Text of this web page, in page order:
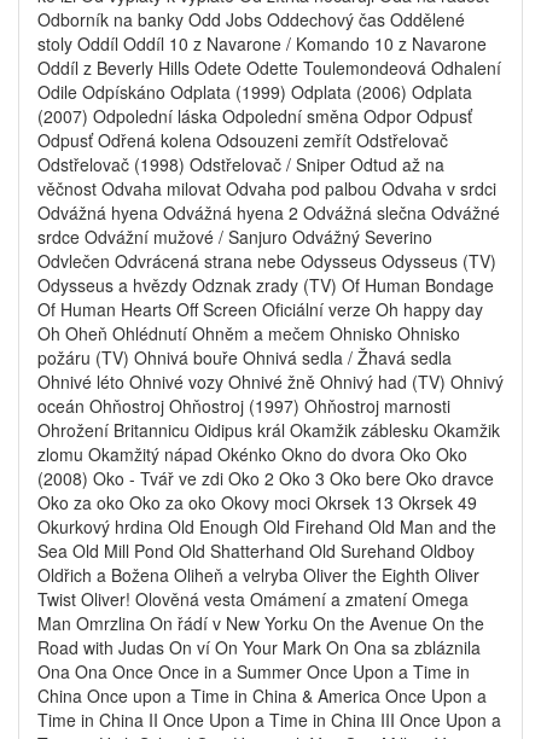
Odborník na banky Odd Jobs Oddechový čas Oddělené
stoly Oddíl Oddíl 10 z Navarone / Komando 10 z Navarone
Oddíl z Beverly Hills Odete Odette Toulemondeová Odhalení
Odile Odpískáno Odplata (1999) Odplata (2006) Odplata
(2007) Odpolední láska Odpolední směna Odpor Odpusť
Odpusť Odřená kolena Odsouzeni zemřít Odstřelovač
Odstřelovač (1998) Odstřelovač / Sniper Odtud až na
věčnost Odvaha milovat Odvaha pod palbou Odvaha v srdci
Odvážná hyena Odvážná hyena 2 Odvážná slečna Odvážné
srdce Odvážní mužové / Sanjuro Odvážný Severino
Odvlečen Odvrácená strana nebe Odysseus Odysseus (TV)
Odysseus a hvězdy Odznak zrady (TV) Of Human Bondage
Of Human Hearts Off Screen Oficiální verze Oh happy day
Oh Oheň Ohlédnutí Ohněm a mečem Ohnisko Ohnisko
požáru (TV) Ohnivá bouře Ohnivá sedla / Žhavá sedla
Ohnivé léto Ohnivé vozy Ohnivé žně Ohnivý had (TV) Ohnivý
oceán Ohňostroj Ohňostroj (1997) Ohňostroj marnosti
Ohrožení Britannicu Oidipus král Okamžik záblesku Okamžik
zlomu Okamžitý nápad Okénko Okno do dvora Oko Oko
(2008) Oko - Tvář ve zdi Oko 2 Oko 3 Oko bere Oko dravce
Oko za oko Oko za oko Okovy moci Okrsek 13 Okrsek 49
Okurkový hrdina Old Enough Old Firehand Old Man and the
Sea Old Mill Pond Old Shatterhand Old Surehand Oldboy
Oldřich a Božena Oliheň a velryba Oliver the Eighth Oliver
Twist Oliver! Olověná vesta Omámení a zmatení Omega
Man Omrzlina On řádí v New Yorku On the Avenue On the
Road with Judas On ví On Your Mark On Ona sa zbláznila
Ona Ona Once Once in a Summer Once Upon a Time in
China Once upon a Time in China & America Once Upon a
Time in China II Once Upon a Time in China III Once Upon a